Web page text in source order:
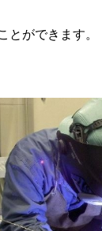
ができます。